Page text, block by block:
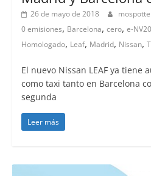
26 de mayo de 2018
0 emisiones, Barcelona, cero, e-
Homologado, Leaf, Madrid, Nissan,
El nuevo Nissan LEAF ya tiene
como taxi tanto en Barcelona
segunda
Leer más